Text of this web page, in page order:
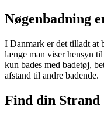
Nøgenbadning
I Danmark er det tilladt at
længe man viser hensyn til
kun bades med badetøj,
afstand til andre badende.
Find din Strand